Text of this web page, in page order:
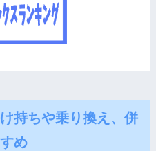
持ちや乗り換え、併
め